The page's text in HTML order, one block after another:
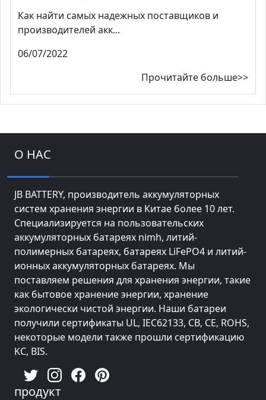
Как найти самых надежных поставщиков и
производителей акк...
06/07/2022
Прочитайте больше>>
О НАС
JB BATTERY, производитель аккумуляторных
систем хранения энергии в Китае более 10 лет.
Специализируется на пользовательских
аккумуляторных батареях nimh, литий-
полимерных батареях, батареях LiFePO4 и литий-
ионных аккумуляторных батареях. Мы
поставляем решения для хранения энергии, такие
как бытовое хранение энергии, хранение
экологически чистой энергии. Наши батареи
получили сертификаты UL, IEC62133, CB, CE, ROHS,
некоторые модели также прошли сертификацию
KC, BIS.
продукт